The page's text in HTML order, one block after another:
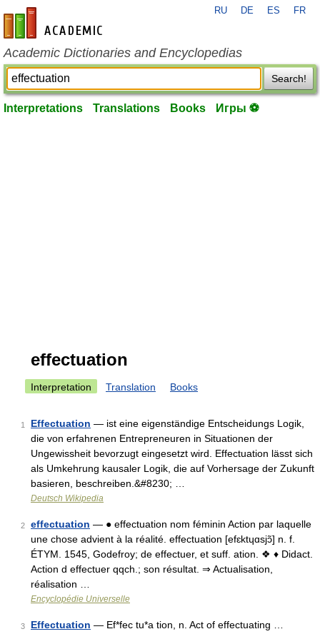
en-academic.com
RU DE ES FR
Academic Dictionaries and Encyclopedias
Search!
Interpretations Translations Books Игры ⚽
effectuation
Interpretation Translation Books
1 Effectuation — ist eine eigenständige Entscheidungs Logik,
die von erfahrenen Entrepreneuren in Situationen der
Ungewissheit bevorzugt eingesetzt wird. Effectuation lässt sich
als Umkehrung kausaler Logik, die auf Vorhersage der Zukunft
basieren, beschreiben.&#8230; …
Deutsch Wikipedia
2 effectuation — ● effectuation nom féminin Action par laquelle
une chose advient à la réalité. effectuation [efɛktɥɑsjɔ̃] n. f.
ÉTYM. 1545, Godefroy; de effectuer, et suff. ation. ❖ ♦ Didact.
Action d effectuer qqch.; son résultat. ⇒ Actualisation,
réalisation …
Encyclopédie Universelle
3 Effectuation — Ef*fec tu*a tion, n. Act of effectuating …